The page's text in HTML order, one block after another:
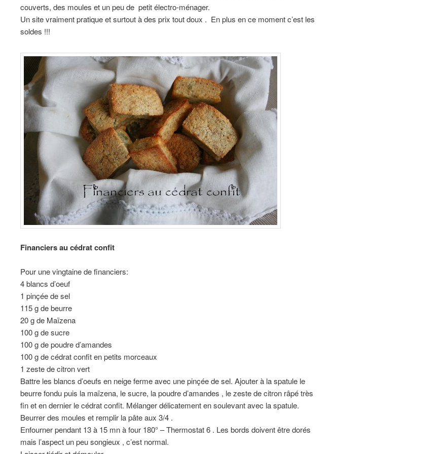
couverts, des moules et un peu de petit électro-ménager.
Un site vraiment pratique et surtout à des prix tout doux . En plus en ce moment c’est les
soldes !!!
Financiers au cédrat confit
Pour une vingtaine de financiers:
4 blancs d’oeuf
1 pinçée de sel
115 g de beurre
20 g de Maïzena
100 g de sucre
100 g de poudre d’amandes
100 g de cédrat confit en petits morceaux
1 zeste de citron vert
Battre les blancs d’oeufs en neige ferme avec une pinçée de sel. Ajouter à la spatule le
beurre fondu puis la maïzena, le sucre, la poudre d’amandes , le zeste de citron râpé très
fin et en dernier le cédrat confit. Mélanger délicatement en soulevant avec la spatule.
Beurrer des moules et remplir la pâte aux 3/4 .
Enfourner pendant 13 à 15 mn à four 180° – Thermostat 6 . Les bords doivent être dorés
mais l’aspect un peu songieux , c’est normal.